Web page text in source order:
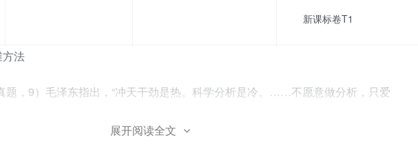
新课标卷T1
法
题，9）毛泽东指出，“冲天干劲是热。科学分析是冷。……不愿意做分析，只爱
业绩，反而带来了一堆问题”。材料启示我们，做事情要（ ）
展开阅读全文